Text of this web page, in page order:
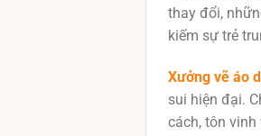
thay đổi,
kiếm sự trẻ
Xưởng vẽ áo
sui hiện đại.
cách, tôn vinh